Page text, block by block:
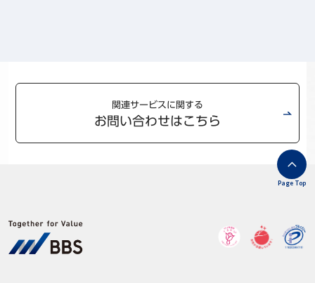
関連サービスに関する
お問い合わせはこちら
Page Top